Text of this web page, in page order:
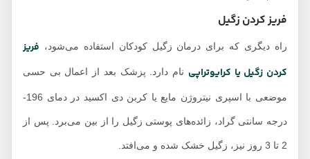
فریز کردن زگیل
راه دیگری که برای درمان زگیل کودکان استفاده می‌شود،فریز
کردن زگیل یا کرایوتراپینام دارد. پزشک بعد از اعمال بی حسی
درجه سانتی گراد، زائده‌های پوستی زگیل را از بین می‌برد. پس از